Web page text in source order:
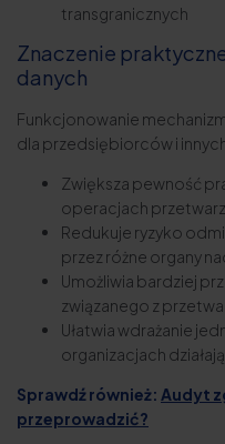
transgranicznych
Znaczenie
danych
Funkcjonowanie
dla przedsiębiorców i
Zwiększa pewność
operacjach
Redukuje ryzyko
przez różne organy
Umożliwia bardziej
związanego z
Ułatwia wdrażanie
organizacjach
Sprawdź również: Audyt
przeprowadzić?